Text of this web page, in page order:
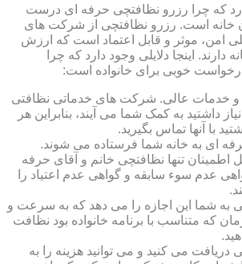
که چرا رزرو نظافتچی حرفه ای درست
خانه است. رزرو نظافتچی از شرکت های
امن، موثر و قابل اعتماد است که ارزش
دارند. اینجا دلایلی وجود دارد که چرا
خوبی برای خانواده است:
و خدمات عالی. شرکت های خدماتی نظافتی
داشتید به کمک شما می آیند، بنابراین هر
با آنها تماس بگیرید.
ای به خانه شما فرستاده می شوند.
تنها نظافتچی خانم و آقای حرفه
عدم سوء سابقه و گواهی عدم اعتیاد را
به شما این اجازه را می دهد که به سرعت و
که متناسب با برنامه خانواده بود نظافت
دریافت می کنید و می توانید هزینه را به